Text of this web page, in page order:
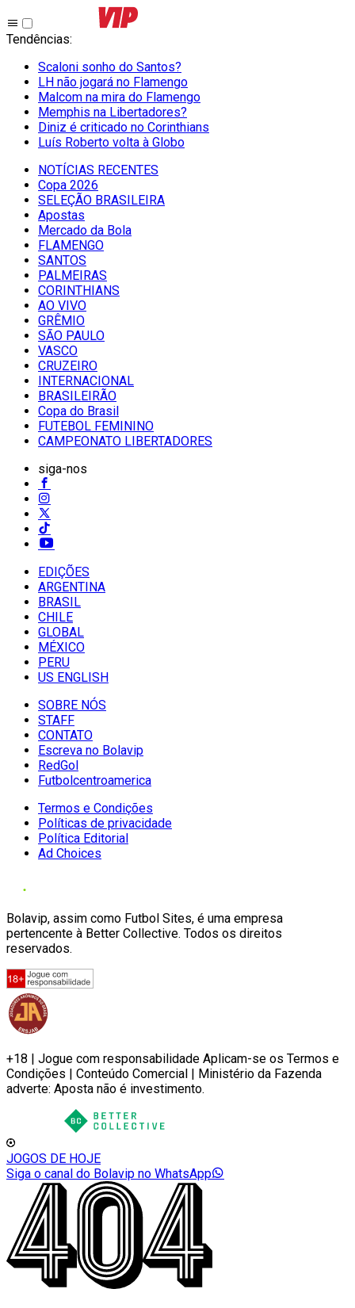
Tendências:
Scaloni sonho do Santos?
LH não jogará no Flamengo
Malcom na mira do Flamengo
Memphis na Libertadores?
Diniz é criticado no Corinthians
Luís Roberto volta à Globo
NOTÍCIAS RECENTES
Copa 2026
SELEÇÃO BRASILEIRA
Apostas
Mercado da Bola
FLAMENGO
SANTOS
PALMEIRAS
CORINTHIANS
AO VIVO
GRÊMIO
SĀO PAULO
VASCO
CRUZEIRO
INTERNACIONAL
BRASILEIRÃO
Copa do Brasil
FUTEBOL FEMININO
CAMPEONATO LIBERTADORES
siga-nos
EDIÇÕES
ARGENTINA
BRASIL
CHILE
GLOBAL
MÉXICO
PERU
US ENGLISH
SOBRE NÓS
STAFF
CONTATO
Escreva no Bolavip
RedGol
Futbolcentroamerica
Termos e Condições
Políticas de privacidade
Política Editorial
Ad Choices
Bolavip, assim como Futbol Sites, é uma empresa
pertencente à Better Collective. Todos os direitos
reservados.
+18 | Jogue com responsabilidade Aplicam-se os Termos e
Condições | Conteúdo Comercial | Ministério da Fazenda
adverte: Aposta não é investimento.
JOGOS DE HOJE
Siga o canal do Bolavip no WhatsApp